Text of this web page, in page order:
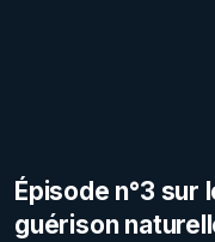
Épisode n°3 sur
guérison